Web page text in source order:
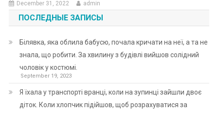
December 31, 2022 admin
ПОСЛЕДНЫЕ ЗАПИСЫ
Білявка, яка облила бабусю, почала кричати на неї, а та не
знала, що робити. За хвилину з будівлі вийшов солідний
чоловік у костюмі.
September 19, 2023
Я їхала у транспорті вранці, коли на зупинці зайшли двоє
діток. Коли хлопчик підійшов, щоб розрахуватися за